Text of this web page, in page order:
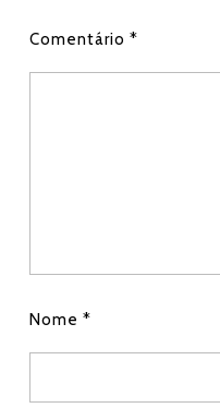
o
k
e
r
s
A
Comentário *
Nome *